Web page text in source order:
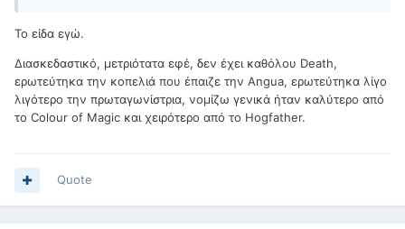
To είδα εγώ.
Διασκεδαστικό, μετριότατα εφέ, δεν έχει καθόλου Death,
ερωτεύτηκα την κοπελιά που έπαιζε την Angua, ερωτεύτηκα λίγο
λιγότερο την πρωταγωνίστρια, νομίζω γενικά ήταν καλύτερο από
το Colour of Magic και χειρότερο από το Hogfather.
Quote